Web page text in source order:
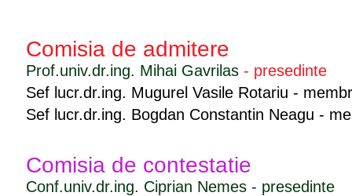
Comisia de admitere
Prof.univ.dr.ing. Mihai Gavrilas - presedinte
Sef lucr.dr.ing. Mugurel Vasile Rotariu -
Sef lucr.dr.ing. Bogdan Constantin Neagu -
Comisia de contestatie
Conf.univ.dr.ing. Ciprian Nemes - presedinte